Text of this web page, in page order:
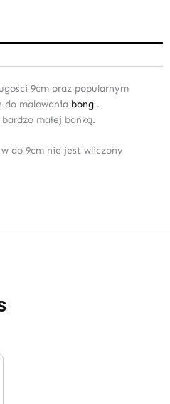
9cm oraz popularnym
do malowania bong .
małej bańką.
do 9cm nie jest wliczony